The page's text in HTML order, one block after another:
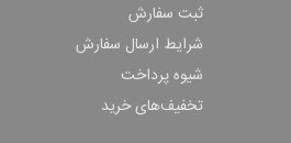
ثبت سفارش
شرایط ارسال سفارش
شیوه پرداخت
تخفیف‌های خرید